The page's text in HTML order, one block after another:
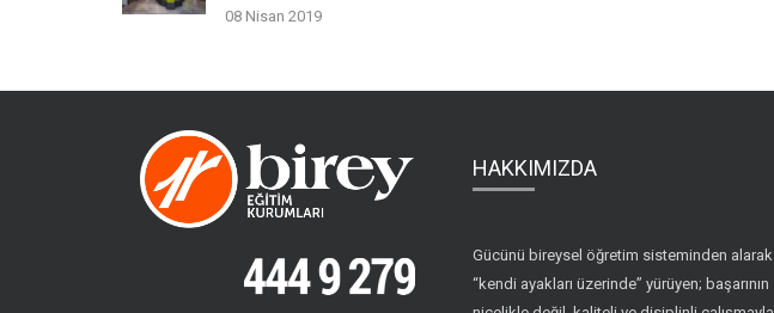
08 Nisan 2019
HAKKIMIZDA
Gücünü bireysel öğretim sisteminden alarak
“kendi ayakları üzerinde” yürüyen; başarının